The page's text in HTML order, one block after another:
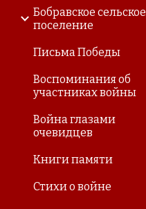
Бобравское сельское
поселение
Письма Победы
Воспоминания об
участниках войны
Война глазами
очевидцев
Книги памяти
Стихи о войне